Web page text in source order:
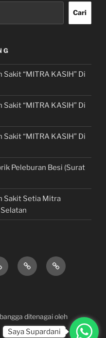
Cari
Sakit “MITRA KASIH” Di
Sakit “MITRA KASIH” Di
Sakit “MITRA KASIH” Di
Peleburan Besi (Surat
Sakit Setia Mitra
KONSULTAN
PROPERTY
JUAL,
BELI
MOBIL
ditenagai oleh
Saya Supardani